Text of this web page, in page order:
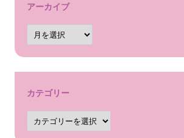
アーカイブ
ア
ー
カ
カテゴリー
カ
テ
ゴ